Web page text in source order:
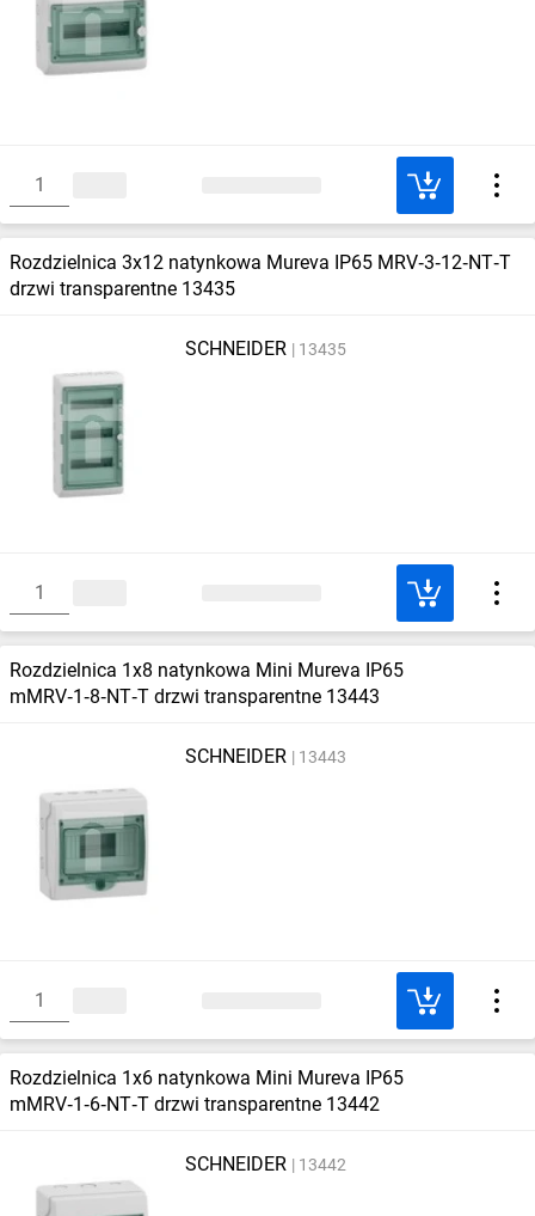
Rozdzielnica 3x12 natynkowa Mureva IP65 MRV‑3‑12‑NT‑T
drzwi transparentne 13435
SCHNEIDER 13435
Rozdzielnica 1x8 natynkowa Mini Mureva IP65
mMRV‑1‑8‑NT‑T drzwi transparentne 13443
SCHNEIDER 13443
Rozdzielnica 1x6 natynkowa Mini Mureva IP65
mMRV‑1‑6‑NT‑T drzwi transparentne 13442
SCHNEIDER 13442